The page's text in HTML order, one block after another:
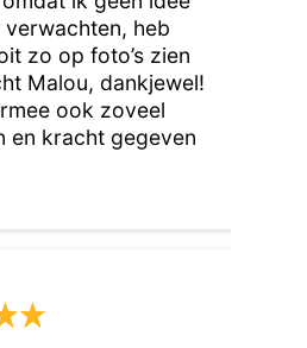
heb
zo op foto’s zien
Malou, dankjewel!
ook zoveel
en kracht gegeven